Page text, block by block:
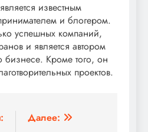
известным
и блогером.
успешных компаний,
и является автором
бизнесе. Кроме того, он
проектов.
Далее: